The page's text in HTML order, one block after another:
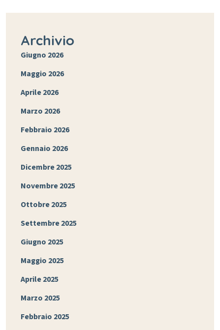
Archivio
Giugno 2026
Maggio 2026
Aprile 2026
Marzo 2026
Febbraio 2026
Gennaio 2026
Dicembre 2025
Novembre 2025
Ottobre 2025
Settembre 2025
Giugno 2025
Maggio 2025
Aprile 2025
Marzo 2025
Febbraio 2025